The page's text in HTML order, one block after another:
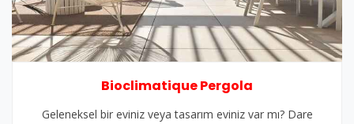
Bioclimatique Pergola
Geleneksel bir eviniz veya tasarım eviniz var mı? Dare